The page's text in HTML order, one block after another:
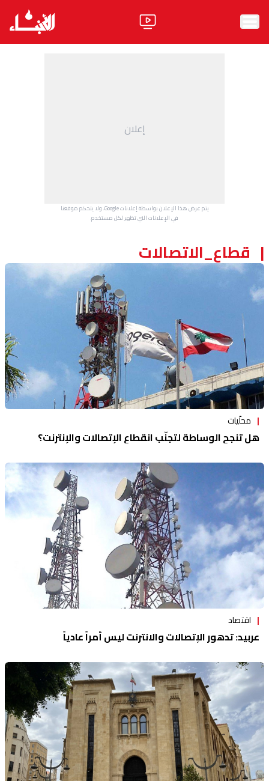
ثقافة ومجتمع
إعلان
يتم عرض هذا الإعلان بواسطة إعلانات Google، ولا يتحكم موقعنا
في الإعلانات التي تظهر لكل مستخدم.
قطاع_الاتصالات
محلّيات
هل تنجح الوساطة لتجنّب انقطاع الإتصالات والإنترنت؟
اقتصاد
عربيد: تدهور الإتصالات والانترنت ليس أمراً عادياً